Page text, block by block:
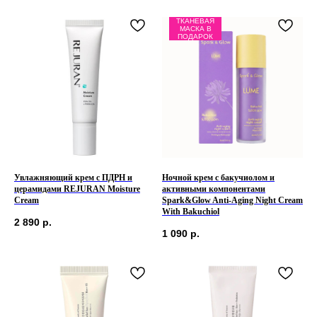
Увлажняющий крем с ПДРН и
церамидами REJURAN Moisture
Cream
2 890 р.
ТКАНЕВАЯ
МАСКА В
ПОДАРОК
Ночной крем с бакучиолом и
активными компонентами
Spark&Glow Anti-Aging Night Cream
With Bakuchiol
1 090 р.